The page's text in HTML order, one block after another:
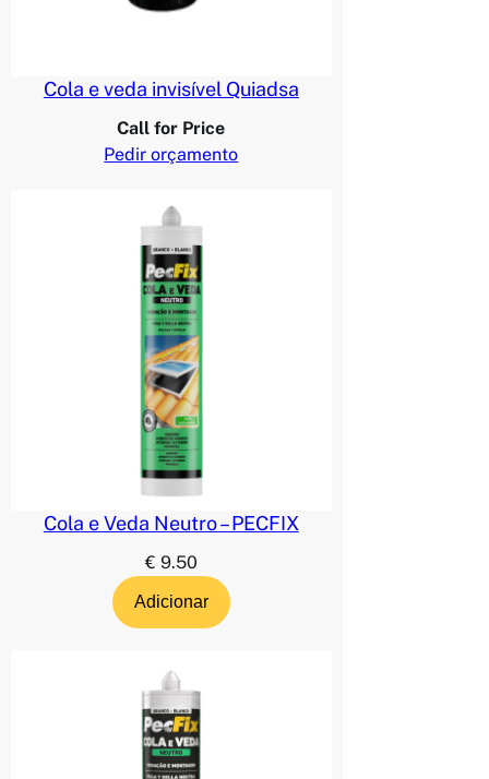
Cola e veda invisível Quiadsa
Call for Price
Pedir orçamento
Cola e Veda Neutro – PECFIX
€ 9.50
Adicionar